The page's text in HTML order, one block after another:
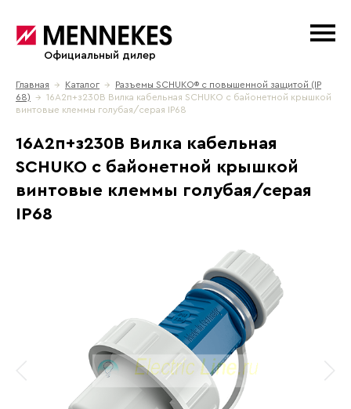
Официальный дилер
Главная → Каталог → Разъемы SCHUKO® с повышенной защитой (IP
68) → 16A2п+з230B Вилка кабельная SCHUKO с байонетной крышкой
винтовые клеммы голубая/серая IP68
16A2п+з230B Вилка кабельная
SCHUKO с байонетной крышкой
винтовые клеммы голубая/серая
IP68